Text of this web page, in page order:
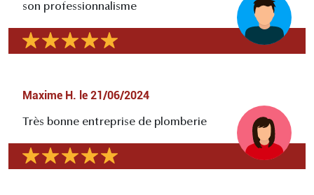
son professionnalisme
Maxime H. le 21/06/2024
Très bonne entreprise de plomberie